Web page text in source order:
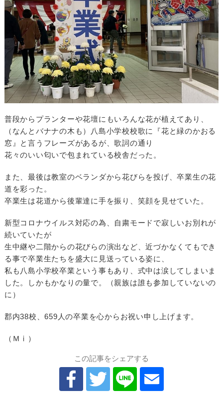
普段からプランターや花壇にもいろんな花が植えてあり、
（なんとバナナの木も）八島小学校校歌に『花と緑のかおる
窓』と言うフレーズがあるが、歌詞の通り
花々のいい匂いで包まれている校舎だった。
また、最後は教室のベランダから花びらを投げ、卒業生の花
道を彩った。
卒業生は花道から後輩達に手を振り、笑顔を見せていた。
新型コロナウイルス対応の為、自粛モードで寂しいお別れが
続いていたが
生中継や二階からの花びらの演出など、近づかなくてもでき
る事で卒業生たちを盛大に見送っている姿に、
私も八島小学校卒業という事もあり、式中は涙してしまいま
した。しかもかなりの量で。（親族は誰も参加していないの
に）
郡内38校、659人の卒業を心からお祝い申し上げます。
（Ｍⅰ）
この記事をシェアする